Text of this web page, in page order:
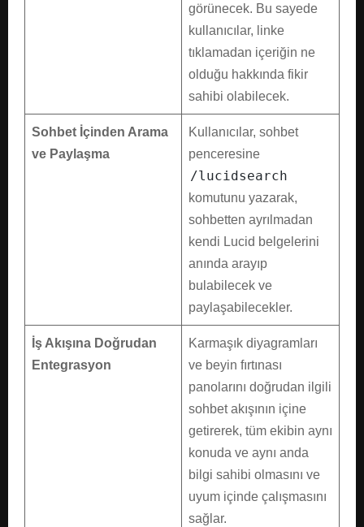
görünecek. Bu sayede
kullanıcılar, linke
tıklamadan içeriğin ne
olduğu hakkında fikir
sahibi olabilecek.
Sohbet İçinden Arama
ve Paylaşma
Kullanıcılar, sohbet
penceresine
/lucidsearch
komutunu yazarak,
sohbetten ayrılmadan
kendi Lucid belgelerini
anında arayıp
bulabilecek ve
paylaşabilecekler.
İş Akışına Doğrudan
Entegrasyon
Karmaşık diyagramları
ve beyin fırtınası
panolarını doğrudan ilgili
sohbet akışının içine
getirerek, tüm ekibin aynı
konuda ve aynı anda
bilgi sahibi olmasını ve
uyum içinde çalışmasını
sağlar.